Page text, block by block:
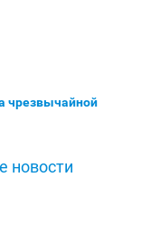
чрезвычайной
новости